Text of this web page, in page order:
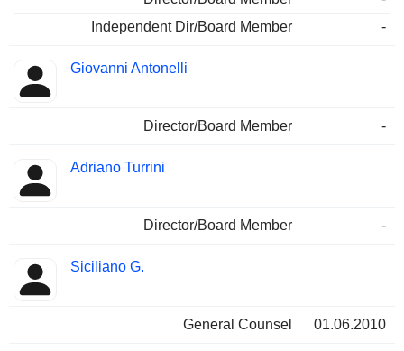
Independent Dir/Board Member
-
Giovanni Antonelli
Director/Board Member -
Adriano Turrini
Director/Board Member -
Siciliano G.
General Counsel 01.06.2010